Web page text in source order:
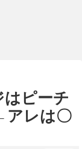
はピーチ
アレは〇